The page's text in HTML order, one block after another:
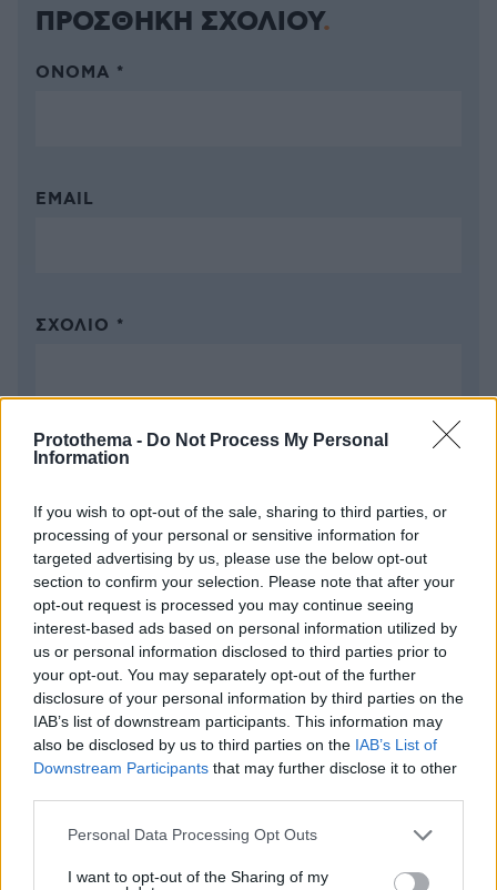
Protothema - Do Not Process My Personal
Information
If you wish to opt-out of the sale, sharing to third parties, or
processing of your personal or sensitive information for
targeted advertising by us, please use the below opt-out
section to confirm your selection. Please note that after your
opt-out request is processed you may continue seeing
interest-based ads based on personal information utilized by
us or personal information disclosed to third parties prior to
your opt-out. You may separately opt-out of the further
disclosure of your personal information by third parties on the
IAB’s list of downstream participants. This information may
also be disclosed by us to third parties on the IAB’s List of
Downstream Participants that may further disclose it to other
Please note that this website/app uses one or more Google
not limited to your visit or usage behaviour. You may click to
Personal Data Processing Opt Outs
I want to opt-out of the Sharing of my
ΠΡΟΣΘΗΚΗ ΣΧΟΛΙΟΥ
ΌΝΟΜΑ *
EMAIL
ΣΧΌΛΙΟ *
Απομένουν 2500χαρακτήρες
* Υποχρεωτικά πεδία
ΡΟΗ ΕΙΔΗΣΕΩΝ
Ειδήσεις Δημοφιλή